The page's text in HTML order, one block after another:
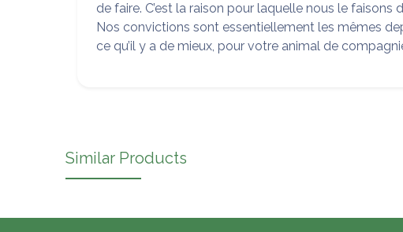
de faire. C’est la raison pour laquelle nous le faisons
Nos convictions sont essentiellement les mêmes
ce qu’il y a de mieux, pour votre animal de
Similar Products